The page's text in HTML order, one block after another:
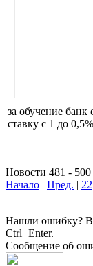
за обучение
ставку с 1 до
Новости 481 - 500
Начало | Пред. | 22
Нашли ошибку?
Ctrl+Enter.
Сообщение об